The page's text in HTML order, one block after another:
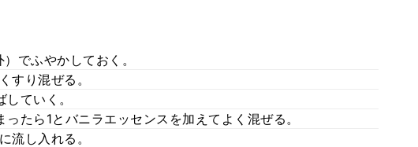
でふやかしておく。
すり混ぜる。
ていく。
たら1とバニラエッセンスを加えてよく混ぜる。
流し入れる。